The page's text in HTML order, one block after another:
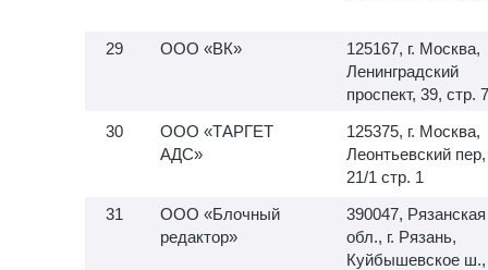
ООО «ВК»
125167, г. Москва,
Ленинградский
проспект, 39, стр.
ООО «ТАРГЕТ
АДС»
125375, г. Москва,
Леонтьевский
21/1 стр. 1
ООО «Блочный
редактор»
390047, Рязанская
обл., г. Рязань,
Куйбышевское ш.,